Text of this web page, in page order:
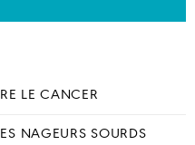
LE CANCER
NAGEURS SOURDS